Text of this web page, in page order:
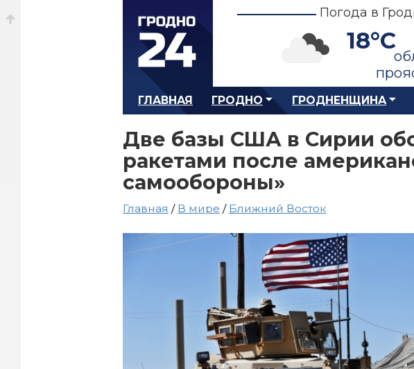
Погода в
18°C
ГЛАВНАЯ ГРОДНО ГРОДНЕНЩИНА
Две базы США в Сирии
ракетами после
самообороны»
Главная / В мире / Ближний Восток